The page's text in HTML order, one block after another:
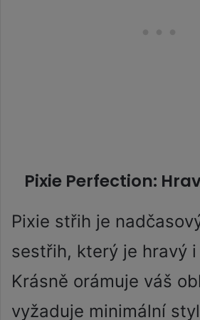
Pixie Perfection:
Pixie střih je
sestřih, který je hravý
Krásně orámuje váš
vyžaduje minimální